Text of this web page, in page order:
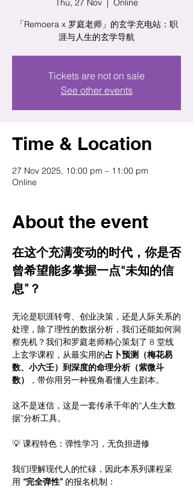
Thu, 27 Nov
  |
Online
「Remoera x 罗庭老师」的玄学充电站：职
涯与人生的玄学导航
Tickets are not on sale
See other events
Time & Location
27 Nov 2025, 10:00 pm – 11:00 pm
Online
About the event
在这个充满变动的时代，你是否
曾希望能多掌握一点“未知的信
息”？
无论是职涯转弯、创业决策，还是人际关系的
处理，除了理性的数据分析，我们还能如何洞
察先机？我们和罗庭老师精心策划了 8 堂线
上玄学课程，从最实用的占卜预测（梅花易
数、小六壬）到深度的命理分析（紫微斗
数）
，带你用另一种视角看懂人生剧本。
这不是迷信，这是一套传承千年的“人生大数
据”分析工具。
💡 课程特色：弹性学习，无负担进修
我们理解现代人的忙碌，因此本系列课程采
用 “完全弹性” 的报名机制：